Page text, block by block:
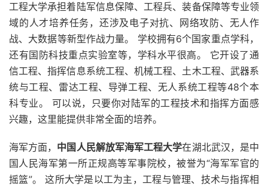
工程大学承担着陆军信息保障、工程兵、装备保障等专业领
域的人才培养任务，还涉及电子对抗、网络攻防、无人作
战、大数据等新型作战力量。 学校拥有6个国家重点学科，
还有国防科技重点实验室等，学科水平很高。 它开设了通
信工程、指挥信息系统工程、机械工程、土木工程、武器系
统与工程、雷达工程、导弹工程、无人系统工程等48个本
科专业。 可以说，只要你对陆军的工程技术和指挥方面感
兴趣，这里能提供非常全面的培养。
海军方面， 中国人民解放军海军工程大学在湖北武汉，是中
国人民海军第一所正规高等军事院校，被誉为“海军军官的
摇篮”。 这所大学是以工为主，工程与管理、技术与指挥相